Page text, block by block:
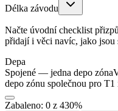
Délka závodu
Načte úvodní checklist
přidají i věci navíc, jako jsou
Depa
Spojené — jedna depo zóna
depo zónu společnou pro T1
Zabaleno: 0 z 430%